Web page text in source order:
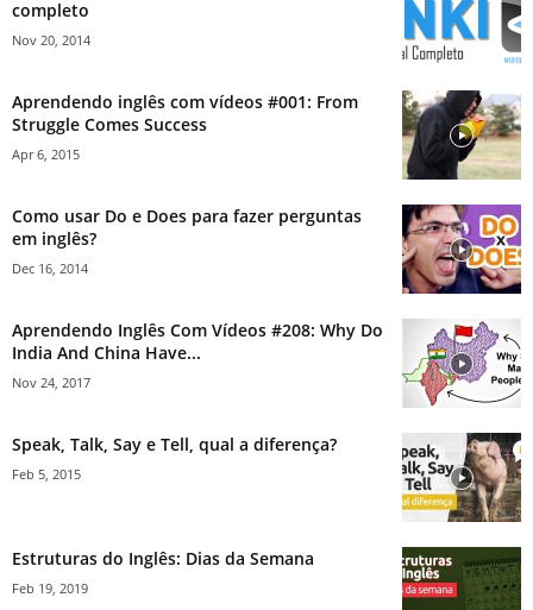
completo
Nov 20, 2014
Aprendendo inglês com vídeos #001: From
Struggle Comes Success
Apr 6, 2015
Como usar Do e Does para fazer perguntas
em inglês?
Dec 16, 2014
Aprendendo Inglês Com Vídeos #208: Why Do
India And China Have...
Nov 24, 2017
Speak, Talk, Say e Tell, qual a diferença?
Feb 5, 2015
Estruturas do Inglês: Dias da Semana
Feb 19, 2019